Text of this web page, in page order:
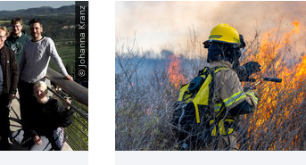
© Johanna Kranz